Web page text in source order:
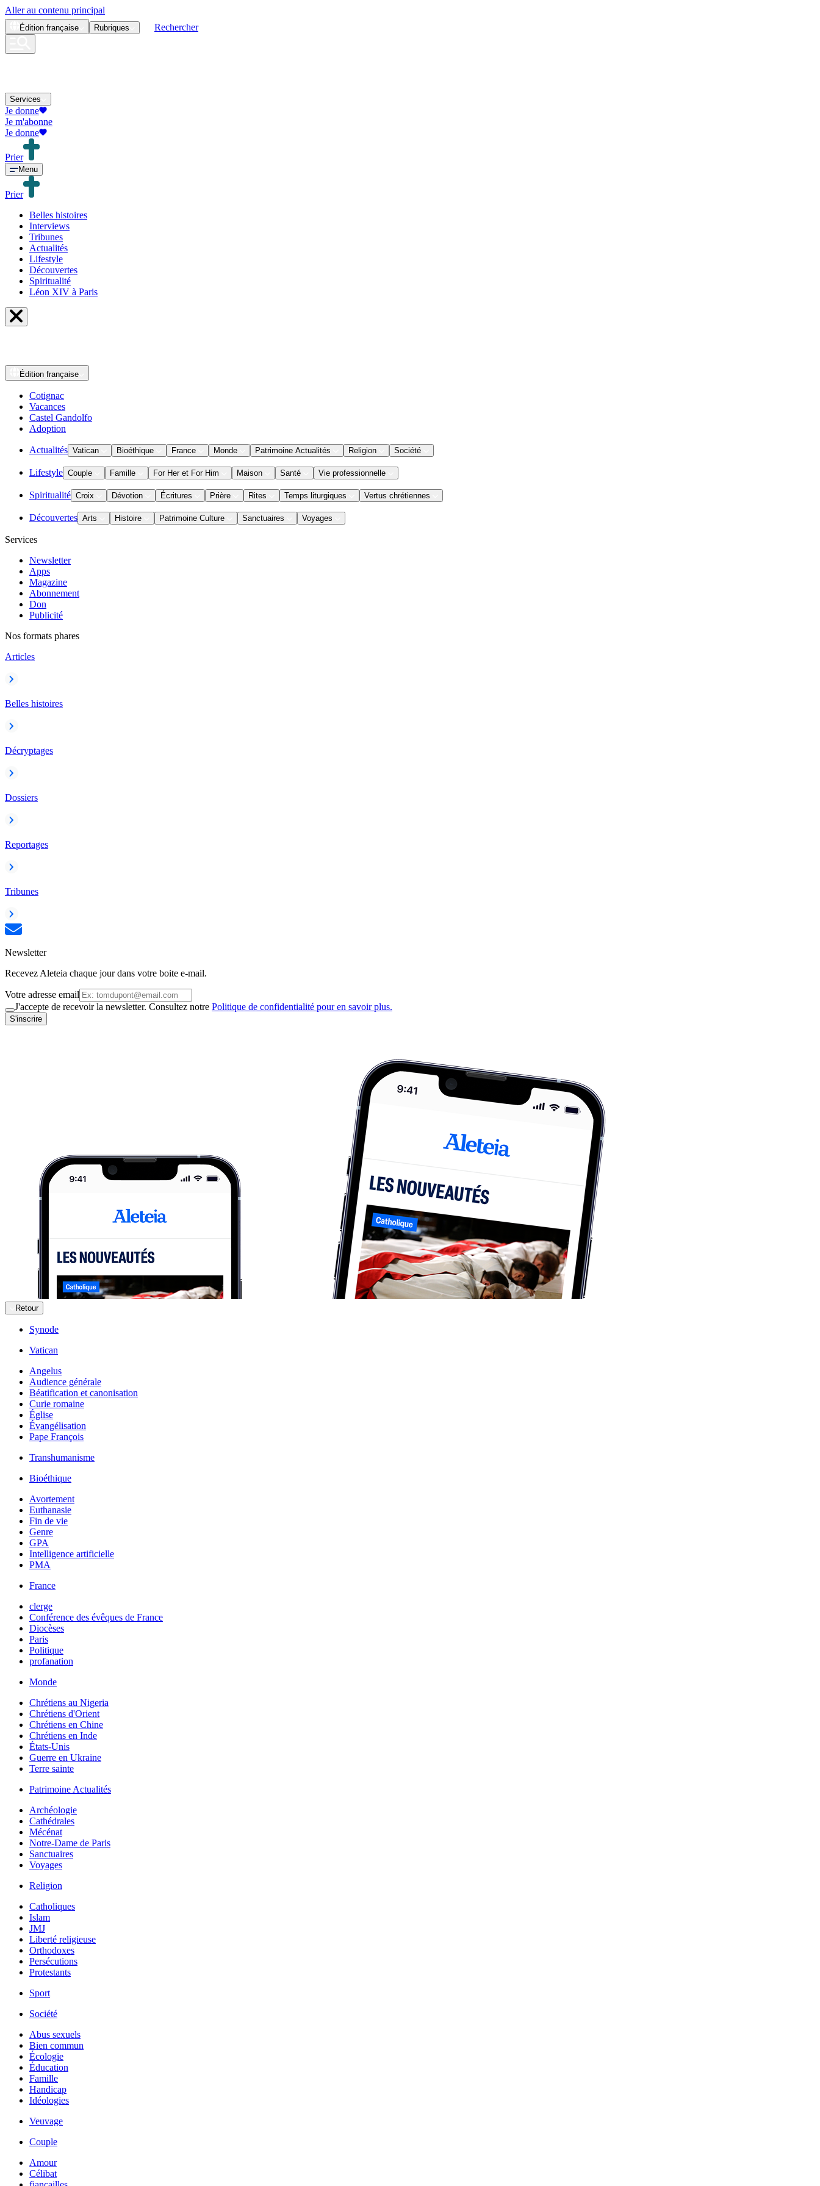
Aller au contenu principal
Édition française Rubriques Rechercher
Services
Je donne
Je m'abonne
Je donne
Prier
Menu
Prier
Belles histoires
Interviews
Tribunes
Actualités
Lifestyle
Découvertes
Spiritualité
Léon XIV à Paris
Édition française
Cotignac
Vacances
Castel Gandolfo
Adoption
Actualités Vatican Bioéthique France Monde Patrimoine Actualités Religion Société
Lifestyle Couple Famille For Her et For Him Maison Santé Vie professionnelle
Spiritualité Croix Dévotion Écritures Prière Rites Temps liturgiques Vertus chrétiennes
Découvertes Arts Histoire Patrimoine Culture Sanctuaires Voyages
Services
Newsletter
Apps
Magazine
Abonnement
Don
Publicité
Nos formats phares
Articles
Belles histoires
Décryptages
Dossiers
Reportages
Tribunes
Newsletter
Recevez Aleteia chaque jour dans votre boite e-mail.
Votre adresse email
J'accepte de recevoir la newsletter. Consultez notre Politique de confidentialité pour en savoir plus.
S'inscrire
Retour
Synode
Vatican
Angelus
Audience générale
Béatification et canonisation
Curie romaine
Église
Évangélisation
Pape François
Transhumanisme
Bioéthique
Avortement
Euthanasie
Fin de vie
Genre
GPA
Intelligence artificielle
PMA
France
clerge
Conférence des évêques de France
Diocèses
Paris
Politique
profanation
Monde
Chrétiens au Nigeria
Chrétiens d'Orient
Chrétiens en Chine
Chrétiens en Inde
États-Unis
Guerre en Ukraine
Terre sainte
Patrimoine Actualités
Archéologie
Cathédrales
Mécénat
Notre-Dame de Paris
Sanctuaires
Voyages
Religion
Catholiques
Islam
JMJ
Liberté religieuse
Orthodoxes
Persécutions
Protestants
Sport
Société
Abus sexuels
Bien commun
Écologie
Éducation
Famille
Handicap
Idéologies
Veuvage
Couple
Amour
Célibat